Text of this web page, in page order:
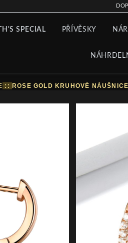
SPECIAL PŘÍVĚSKY
:: ROSE GOLD KRUHOVÉ